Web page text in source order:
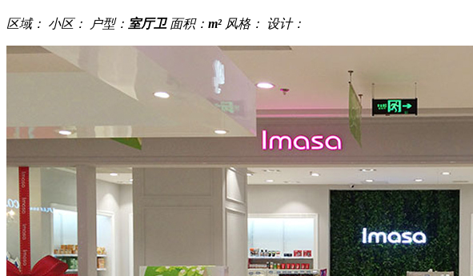
区域： 小区： 户型： 室厅卫 面积： m² 风格： 设计：